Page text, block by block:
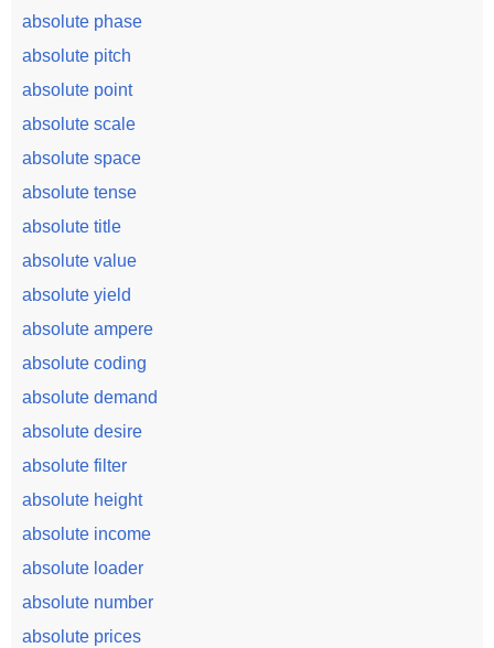
absolute phase
absolute pitch
absolute point
absolute scale
absolute space
absolute tense
absolute title
absolute value
absolute yield
absolute ampere
absolute coding
absolute demand
absolute desire
absolute filter
absolute height
absolute income
absolute loader
absolute number
absolute prices